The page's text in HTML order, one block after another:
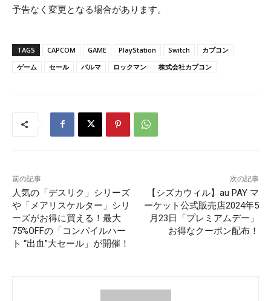
予告なく変更となる場合があります。
TAGS CAPCOM GAME PlayStation Switch
カプコン
ゲーム
セール パルマ ロックマン 株式会社カプコン
前の記事
人気の「デスリク」シリーズ
や「メアリスケルター」シリ
ーズがお得に買える！最大
75%OFFの「コンパイルハー
ト “出血”大セール」が開催！
次の記事
【シズカウィル】au PAY マ
ーケット公式販売店2024年5
月23日「プレミアムデー」
お得なクーポン配布！